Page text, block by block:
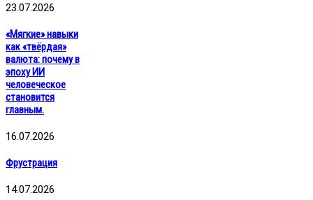
23.07.2026
«Мягкие» навыки
как «твёрдая»
валюта: почему в
эпоху ИИ
человеческое
становится
главным.
16.07.2026
Фрустрация
14.07.2026